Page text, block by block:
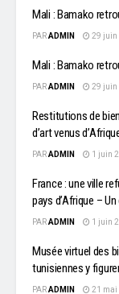
Mali : Bamako
PARADMIN 29 juin
Mali : Bamako
PARADMIN 29 juin
Restitutions de
d’art venus
PARADMIN 1 juin
France : une ville
pays d’Afrique –
PARADMIN 1 juin
Musée virtuel des
tunisiennes y
PARADMIN 21 mai